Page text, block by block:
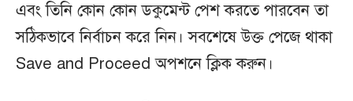
এবং তিনি কোন কোন ডকুমেন্ট পেশ করতে পারবেন তা
সঠিকভাবে নির্বাচন করে নিন। সবশেষে উক্ত পেজে থাকা
Save and Proceed অপশনে ক্লিক করুন।